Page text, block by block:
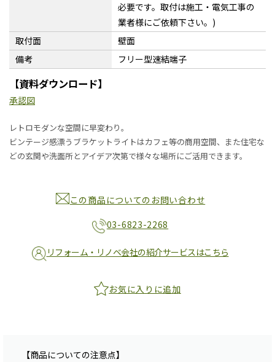
必要です。取付は施工・電気工事の
業者様にご依頼下さい。)
取付面
壁面
備考
フリー型速結端子
【資料ダウンロード】
承認図
レトロモダンな空間に早変わり。
ビンテージ感漂うブラケットライトはカフェ等の商用空間、また住宅な
どの玄関や洗面所とアイデア次第で様々な場所にご活用できます。
この商品についてのお問い合わせ
03-6823-2268
リフォーム・リノベ会社の紹介サービスはこちら
お気に入りに追加
【商品についての注意点】